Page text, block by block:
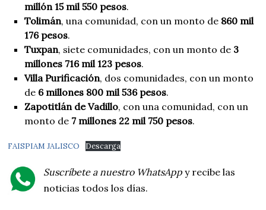
millón 15 mil 550 pesos.
Tolimán, una comunidad, con un monto de 860 mil
176 pesos.
Tuxpan, siete comunidades, con un monto de 3
millones 716 mil 123 pesos.
Villa Purificación, dos comunidades, con un monto
de 6 millones 800 mil 536 pesos.
Zapotitlán de Vadillo, con una comunidad, con un
monto de 7 millones 22 mil 750 pesos.
FAISPIAM JALISCO Descarga
Suscríbete a nuestro WhatsApp y recibe las
noticias todos los días.